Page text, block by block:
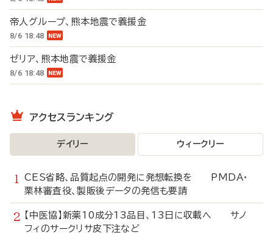
帝人グループ、熊本地震で義援金
8/6 18:48
ゼリア、熊本地震で義援金
8/6 18:48
アクセスランキング
デイリー ウィークリー
CES省略、品質起点の開発に発想転換を PMDA・
栗林審査役、製販後データの発信も要請
【中医協】新薬10成分13品目、13日に収載へ サノ
フィのサークリサ皮下注など